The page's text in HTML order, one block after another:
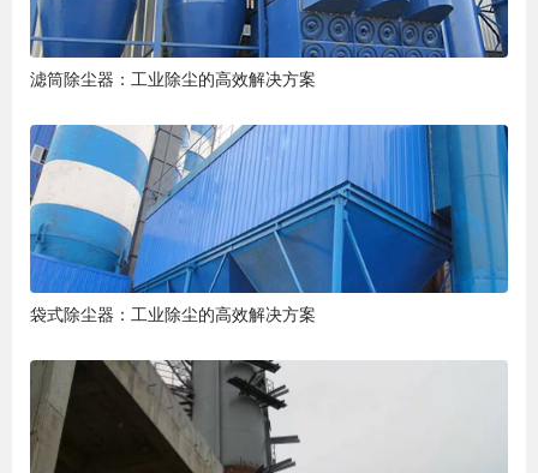
滤筒除尘器：工业除尘的高效解决方案
袋式除尘器：工业除尘的高效解决方案